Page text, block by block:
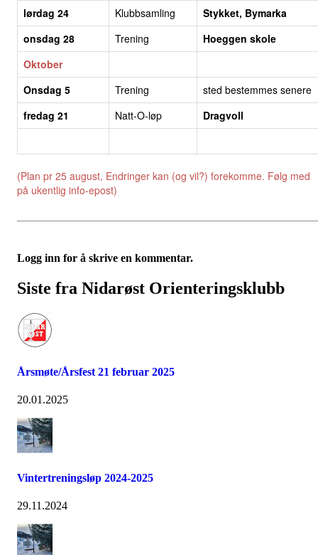
lørdag 24 Klubbsamling
Stykket, Bymarka
onsdag 28
Trening
Hoeggen skole
Oktober
Onsdag 5
Trening
sted bestemmes senere
fredag 21
Natt-O-løp Dragvoll
(Plan pr 25 august, Endringer kan (og vil?) forekomme. Følg med
på ukentlig info-epost)
Logg inn for å skrive en kommentar.
Siste fra Nidarøst Orienteringsklubb
Årsmøte/Årsfest 21 februar 2025
20.01.2025
Vintertreningsløp 2024-2025
29.11.2024